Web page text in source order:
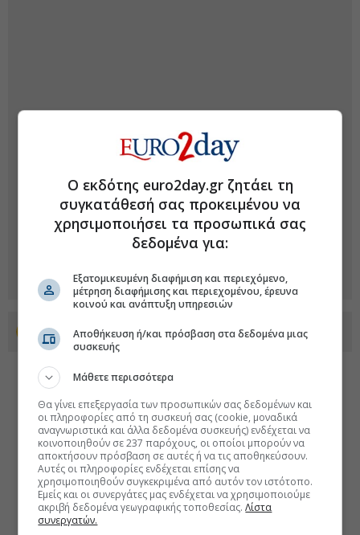
Προσθέστε το euro2day.gr στο Discover
Ο εκδότης euro2day.gr ζητάει τη
συγκατάθεσή σας προκειμένου να
χρησιμοποιήσει τα προσωπικά σας
δεδομένα για:
Εξατομικευμένη διαφήμιση και περιεχόμενο,
μέτρηση διαφήμισης και περιεχομένου, έρευνα
κοινού και ανάπτυξη υπηρεσιών
Αποθήκευση ή/και πρόσβαση στα δεδομένα μιας
συσκευής
Μάθετε περισσότερα
Θα γίνει επεξεργασία των προσωπικών σας δεδομένων και
οι πληροφορίες από τη συσκευή σας (cookie, μοναδικά
αναγνωριστικά και άλλα δεδομένα συσκευής) ενδέχεται να
κοινοποιηθούν σε 237 παρόχους, οι οποίοι μπορούν να
αποκτήσουν πρόσβαση σε αυτές ή να τις αποθηκεύσουν.
Αυτές οι πληροφορίες ενδέχεται επίσης να
χρησιμοποιηθούν συγκεκριμένα από αυτόν τον ιστότοπο.
Εμείς και οι συνεργάτες μας ενδέχεται να χρησιμοποιούμε
ακριβή δεδομένα γεωγραφικής τοποθεσίας.Λίστα
συνεργατών.